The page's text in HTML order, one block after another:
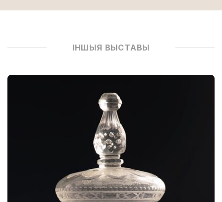
ІНШЫЯ ВЫСТАВЫ